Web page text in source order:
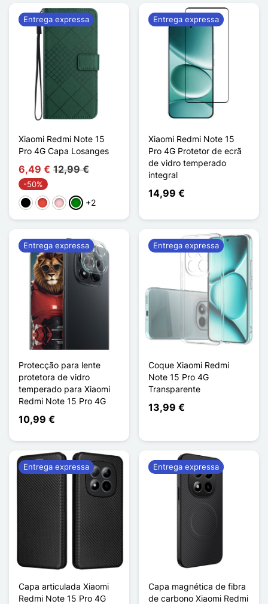
Xiaomi Redmi Note 15
Pro 4G Capa Losanges
6,49 € 12,99 €
-50%
PretoVermelho
RosaVerde
+2
Entrega expressa
Xiaomi Redmi Note 15
Pro 4G Protetor de ecrã
de vidro temperado
integral
14,99 €
Entrega expressa
Protecção para lente
protetora de vidro
temperado para Xiaomi
Redmi Note 15 Pro 4G
10,99 €
Entrega expressa
Coque Xiaomi Redmi
Note 15 Pro 4G
Transparente
13,99 €
Entrega expressa
Capa articulada Xiaomi
Redmi Note 15 Pro 4G
Entrega expressa
Capa magnética de fibra
de carbono Xiaomi Redmi
Entrega expressa